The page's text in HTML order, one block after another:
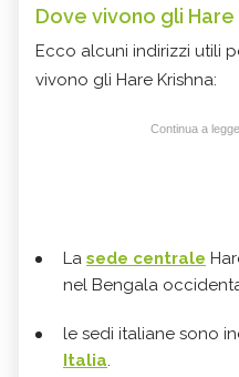
Dove vivono gli Hare
Ecco alcuni indirizzi utili
vivono gli Hare Krishna:
Continua a
La sede centrale
nel Bengala
le sedi italiane sono
Italia.